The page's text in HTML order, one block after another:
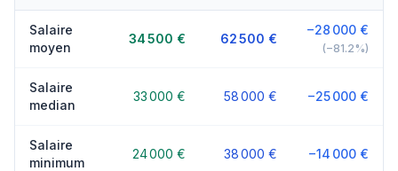
Salaire
moyen
34 500 € 62 500 €
−28 000 €
(−81.2%)
Salaire
median
33 000 € 58 000 € −25 000 €
Salaire
minimum
24 000 € 38 000 € −14 000 €